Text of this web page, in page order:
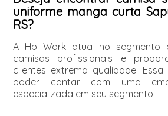
uniforme manga curta
RS?
A Hp Work atua no segmento
camisas profissionais e
clientes extrema qualidade.
poder contar com uma
especializada em seu segmento.